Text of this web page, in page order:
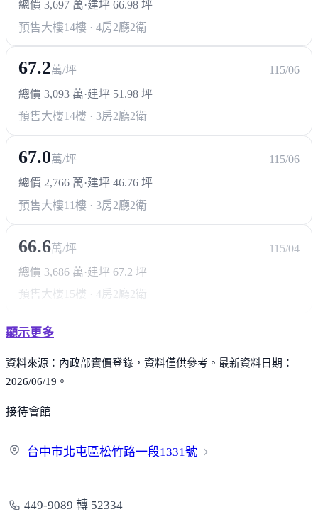
總價 3,697 萬·建坪 66.98 坪
預售大樓14樓 · 4房2廳2衛
67.2萬/坪
115/06
總價 3,093 萬·建坪 51.98 坪
預售大樓14樓 · 3房2廳2衛
67.0萬/坪
115/06
總價 2,766 萬·建坪 46.76 坪
預售大樓11樓 · 3房2廳2衛
66.6萬/坪
115/04
總價 3,686 萬 ·建坪 67.2 坪
預售大樓 15樓 · 4房2廳2衛
顯示更多
資料來源：內政部實價登錄，資料僅供參考。最新資料日期：
2026/06/19。
接待會館
台中市北屯區松竹路一段1331號
449-9089 轉 52334